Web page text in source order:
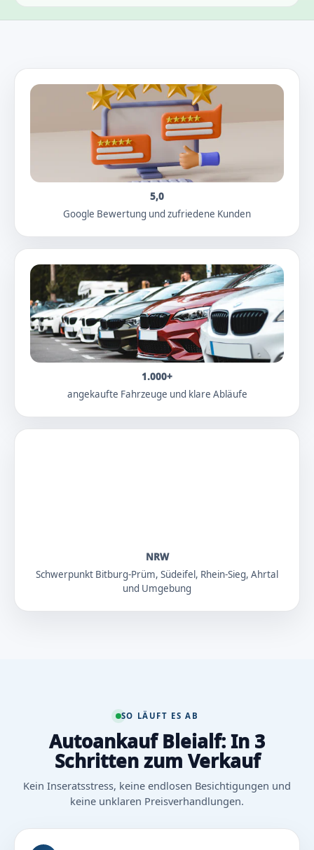
5,0
Google Bewertung und zufriedene Kunden
1.000+
angekaufte Fahrzeuge und klare Abläufe
NRW
Schwerpunkt Bitburg-Prüm, Südeifel, Rhein-Sieg, Ahrtal
und Umgebung
SO LÄUFT ES AB
Autoankauf Bleialf: In 3
Schritten zum Verkauf
Kein Inseratsstress, keine endlosen Besichtigungen und
keine unklaren Preisverhandlungen.